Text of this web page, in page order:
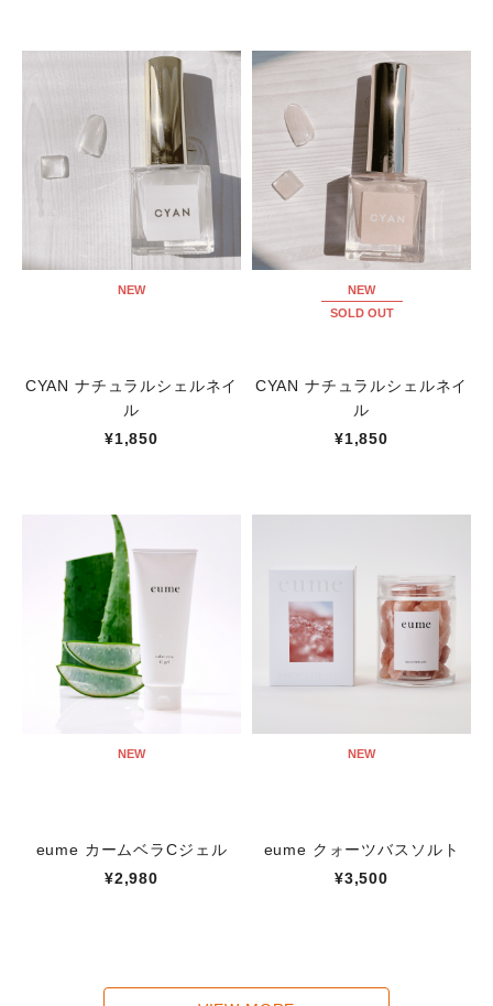
NEW
CYAN ナチュラルシェルネイ
ル
¥1,850
NEW
SOLD OUT
CYAN ナチュラルシェルネイ
ル
¥1,850
NEW
eume カームベラCジェル
¥2,980
NEW
eume クォーツバスソルト
¥3,500